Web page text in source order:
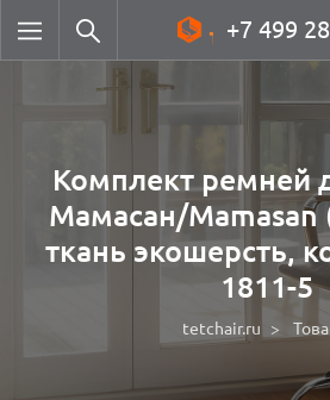
+7 499
Комплект ремней
Мамасан/Mamasan
ткань экошерсть,
1811-5
tetchair.ru